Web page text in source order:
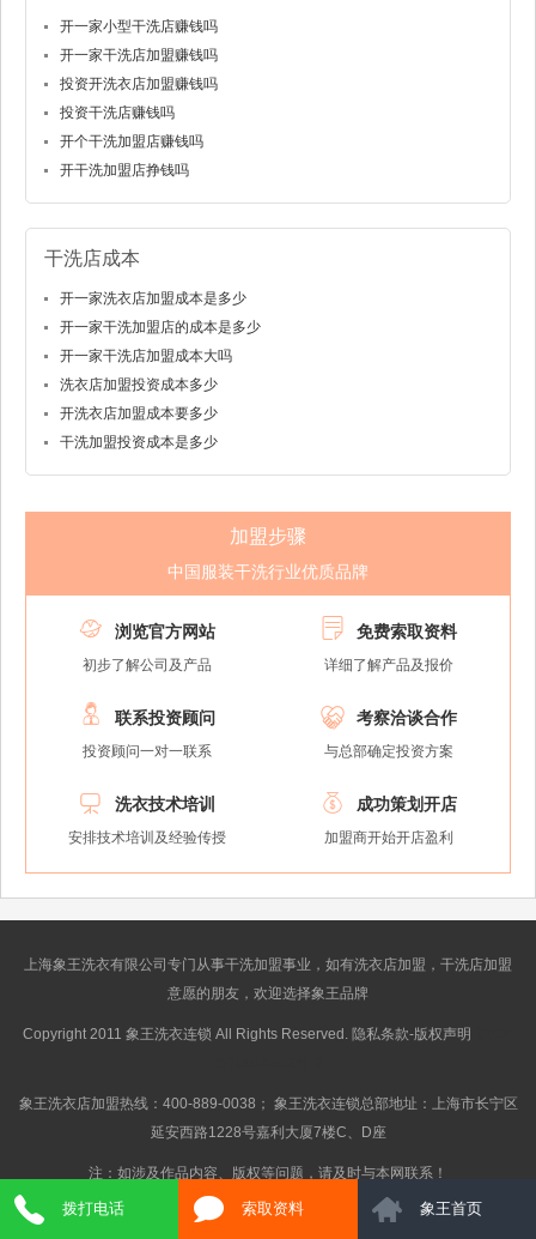
开一家小型干洗店赚钱吗
开一家干洗店加盟赚钱吗
投资开洗衣店加盟赚钱吗
投资干洗店赚钱吗
开个干洗加盟店赚钱吗
开干洗加盟店挣钱吗
干洗店成本
开一家洗衣店加盟成本是多少
开一家干洗加盟店的成本是多少
开一家干洗店加盟成本大吗
洗衣店加盟投资成本多少
开洗衣店加盟成本要多少
干洗加盟投资成本是多少
加盟步骤
中国服装干洗行业优质品牌
 浏览官方网站
初步了解公司及产品
 免费索取资料
详细了解产品及报价
 联系投资顾问
投资顾问一对一联系
 考察洽谈合作
与总部确定投资方案
 洗衣技术培训
安排技术培训及经验传授
 成功策划开店
加盟商开始开店盈利
上海象王洗衣有限公司专门从事干洗加盟事业，如有洗衣店加盟，干洗店加盟
意愿的朋友，欢迎选择象王品牌
Copyright 2011 象王洗衣连锁 All Rights Reserved. 隐私条款-版权声明
象王洗衣店加盟热线：400-889-0038； 象王洗衣连锁总部地址：上海市长宁区
延安西路1228号嘉利大厦7楼C、D座
注：如涉及作品内容、版权等问题，请及时与本网联系！
拨打电话 索取资料 象王首页
} Get_Spider();